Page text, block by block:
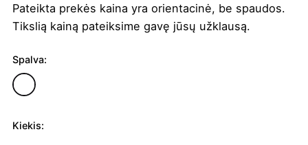
Pateikta prekės kaina yra orientacinė, be spaudos.
Tikslią kainą pateiksime gavę jūsų užklausą.
Spalva:
Kiekis: